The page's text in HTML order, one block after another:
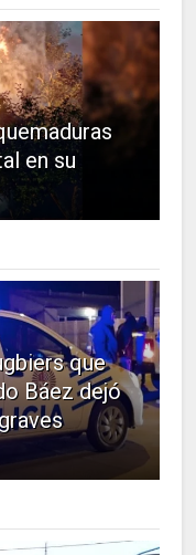
en su
que
Báez dejó